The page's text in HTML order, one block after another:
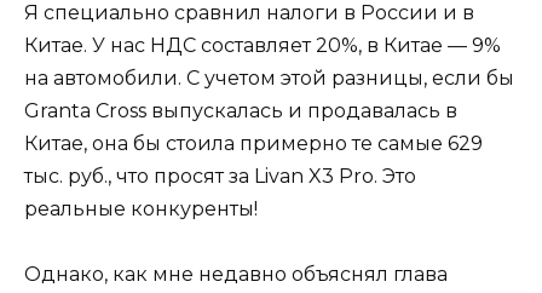
Я специально сравнил налоги в России и в
Китае. У нас НДС составляет 20%, в Китае — 9%
на автомобили. С учетом этой разницы, если бы
Granta Cross выпускалась и продавалась в
Китае, она бы стоила примерно те самые 629
тыс. руб., что просят за Livan X3 Pro. Это
реальные конкуренты!
Однако, как мне недавно объяснял глава